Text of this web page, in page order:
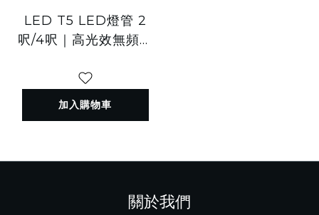
LED T5 LED燈管 2
呎/4呎｜高光效無頻閃
加入購物車
關於我們